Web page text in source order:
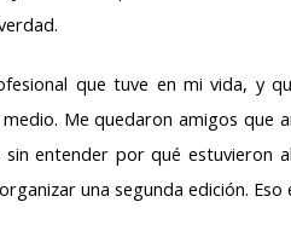
que tuve en mi vida, y
Me quedaron amigos que
entender por qué estuvieron
una segunda edición.